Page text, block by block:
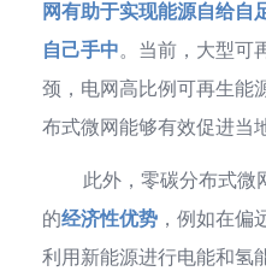
网有助于实现能源自给自
自己手中。当前，大型可
颈，电网高比例可再生能
布式微网能够有效促进当
此外，零碳分布式微
的经济性优势 ，例如在偏
利用新能源进行电能和氢